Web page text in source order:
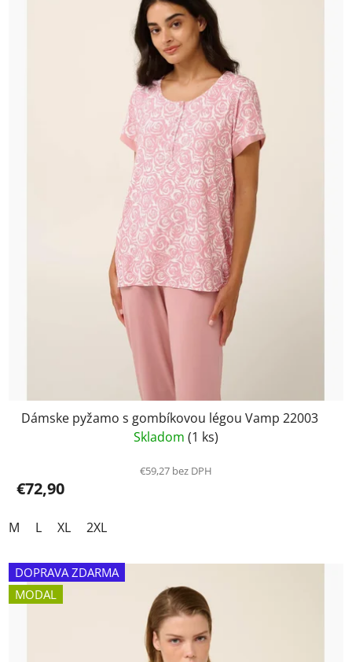
Dámske pyžamo s gombíkovou légou Vamp 22003
Skladom (1 ks)
€59,27 bez DPH
€72,90
M L XL 2XL
DOPRAVA ZDARMA
MODAL